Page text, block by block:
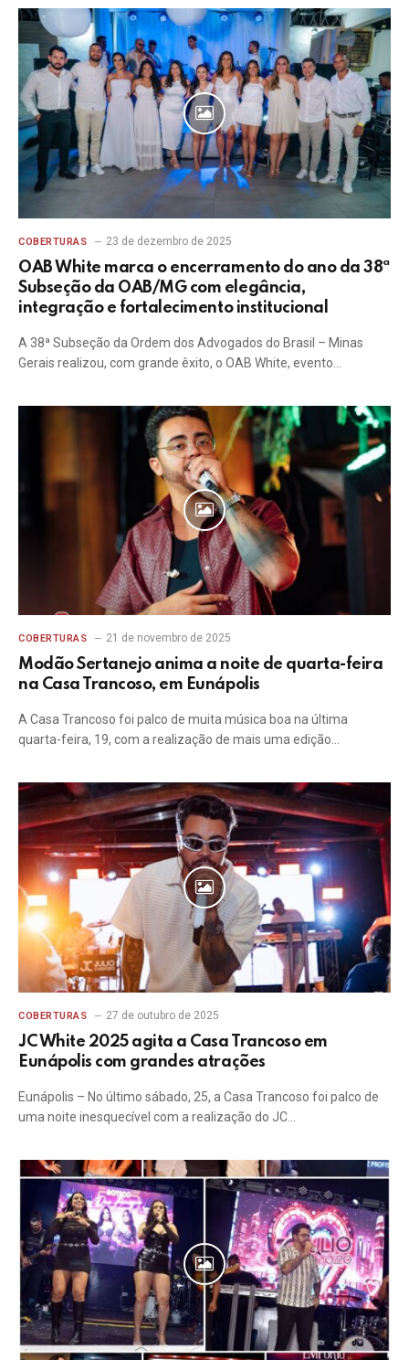
COBERTURAS 23 de dezembro de 2025
OAB White marca o encerramento do ano da 38ª
Subseção da OAB/MG com elegância,
integração e fortalecimento institucional
A 38ª Subseção da Ordem dos Advogados do Brasil – Minas
Gerais realizou, com grande êxito, o OAB White, evento…
COBERTURAS 21 de novembro de 2025
Modão Sertanejo anima a noite de quarta-feira
na Casa Trancoso, em Eunápolis
A Casa Trancoso foi palco de muita música boa na última
quarta-feira, 19, com a realização de mais uma edição…
COBERTURAS 27 de outubro de 2025
JC White 2025 agita a Casa Trancoso em
Eunápolis com grandes atrações
Eunápolis – No último sábado, 25, a Casa Trancoso foi palco de
uma noite inesquecível com a realização do JC…